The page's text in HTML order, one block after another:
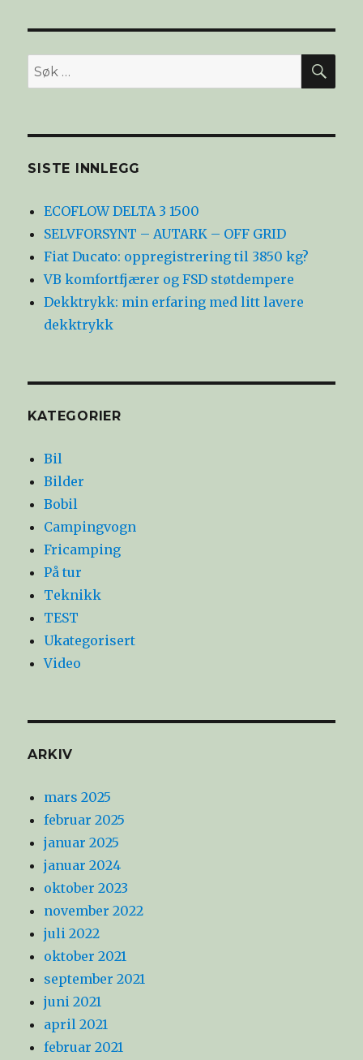
Søk
etter:
SISTE INNLEGG
ECOFLOW DELTA 3 1500
SELVFORSYNT – AUTARK – OFF GRID
Fiat Ducato: oppregistrering til 3850 kg?
VB komfortfjærer og FSD støtdempere
Dekktrykk: min erfaring med litt lavere
dekktrykk
KATEGORIER
Bil
Bilder
Bobil
Campingvogn
Fricamping
På tur
Teknikk
TEST
Ukategorisert
Video
ARKIV
mars 2025
februar 2025
januar 2025
januar 2024
oktober 2023
november 2022
juli 2022
oktober 2021
september 2021
juni 2021
april 2021
februar 2021